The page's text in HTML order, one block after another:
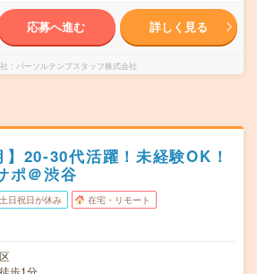
応募へ進む 詳しく見る
パーソルテンプスタッフ株式会社
20-30代活躍！未経験OK！
ポ＠渋谷
土日祝日が休み 在宅・リモート
歩1分